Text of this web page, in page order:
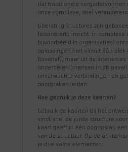
dat traditionele vergadervormen
onze complexe, snel
Liberating Structures zijn
fascinerend inzicht: in complexe
bijvoorbeeld in organisaties)
oplossingen niet vanuit één plek
bovenaf), maar uit de
onderdelen (mensen in dit
onverwachte verbindingen en
doorbraken leiden.
Hoe gebruik je deze kaarten?
Gebruik de kaarten bij het
vindt snel de juiste structure
kaart geeft in één oogopslag
van de structuur. Op de
je drie vaste elementen: